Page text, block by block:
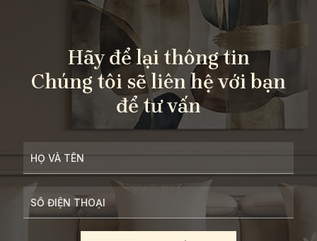
Hãy để lại thông tin
Chúng tôi sẽ liên hệ với bạn
để tư vấn